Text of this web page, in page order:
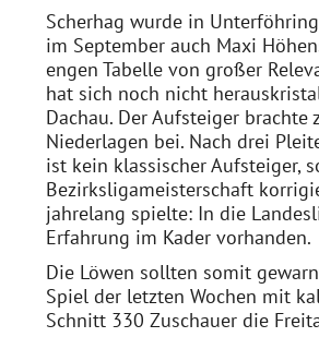
Scherhag wurde in
im September auch Maxi
engen Tabelle von großer
hat sich noch nicht
Dachau. Der Aufsteiger
Niederlagen bei. Nach drei
ist kein klassischer Aufsteiger,
Bezirksligameisterschaft
jahrelang spielte: In die
Erfahrung im Kader vorhanden.
Die Löwen sollten somit
Spiel der letzten Wochen mit
Schnitt 330 Zuschauer die